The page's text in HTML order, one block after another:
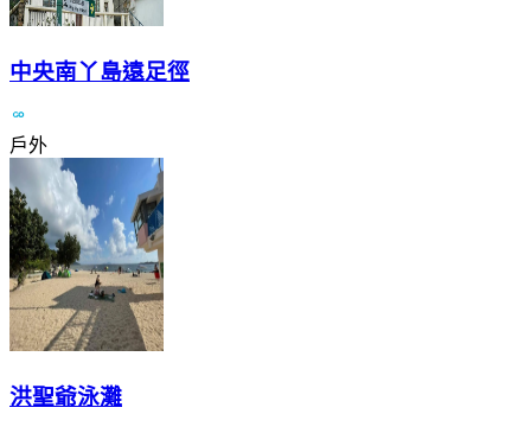
中央南丫島遠足徑
戶外
洪聖爺泳灘